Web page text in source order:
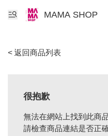
MAMA SHOP
< 返回商品列表
很抱歉
無法在網站上找到此商
請檢查商品連結是否正確